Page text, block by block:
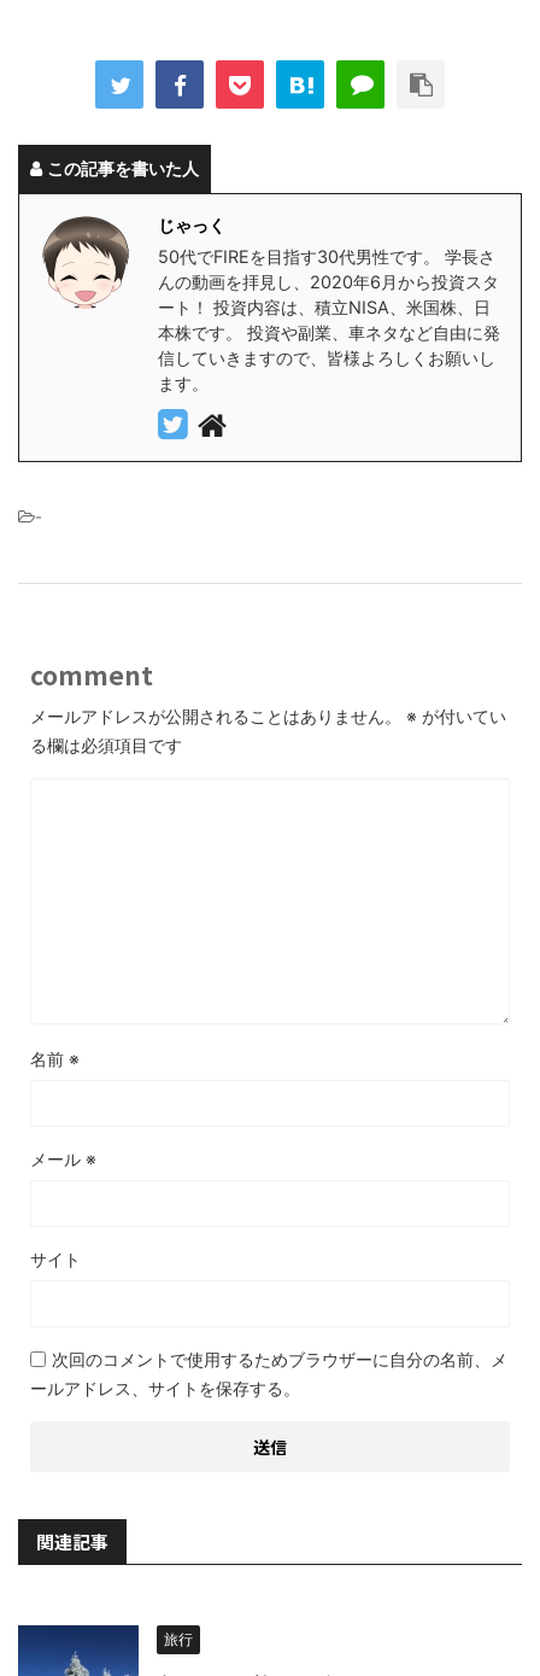
この記事を書いた人
じゃっく
50代でFIREを目指す30代男性です。 学長さ
んの動画を拝見し、2020年6月から投資スタ
ート！ 投資内容は、積立NISA、米国株、日
本株です。 投資や副業、車ネタなど自由に発
信していきますので、皆様よろしくお願いし
ます。
-
comment
メールアドレスが公開されることはありません。 ※ が付いてい
る欄は必須項目です
名前 ※
メール ※
サイト
次回のコメントで使用するためブラウザーに自分の名前、メ
ールアドレス、サイトを保存する。
関連記事
旅行